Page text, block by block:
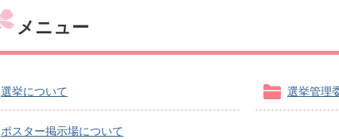
メニュー
選挙について 選挙管理
ポスター掲示場について